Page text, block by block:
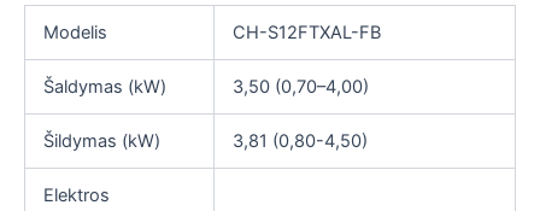
Modelis CH-S12FTXAL-FB
Šaldymas (kW) 3,50 (0,70–4,00)
Šildymas (kW) 3,81 (0,80-4,50)
Elektros